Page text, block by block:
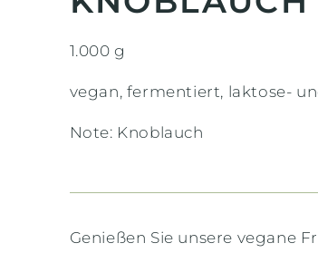
1.000 g
vegan, fermentiert, laktose-
Note: Knoblauch
Genießen Sie unsere vegane